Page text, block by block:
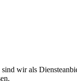
wir als